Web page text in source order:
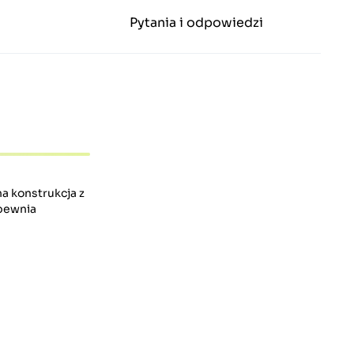
Pytania i odpowiedzi
konstrukcja z